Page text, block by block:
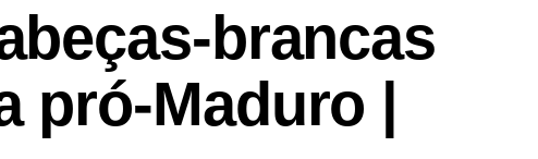
brancas
pró-Maduro |